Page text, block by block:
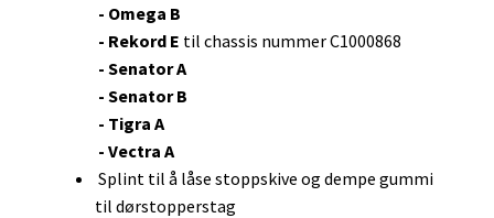
- Omega B
- Rekord E til chassis nummer C1000868
- Senator A
- Senator B
- Tigra A
- Vectra A
Splint til å låse stoppskive og dempe gummi
til dørstopperstag